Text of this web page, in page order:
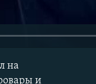
на
и